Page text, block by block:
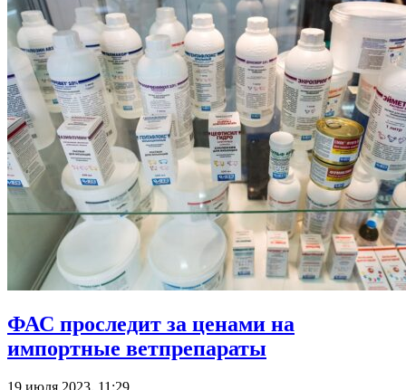
ФАС проследит за ценами на
импортные ветпрепараты